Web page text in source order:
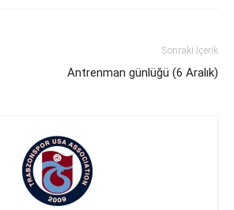
Sonraki İçerik
Antrenman günlüğü (6 Aralık)